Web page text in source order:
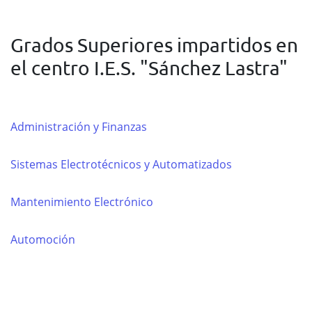
Grados Superiores impartidos en
el centro I.E.S. "Sánchez Lastra"
Administración y Finanzas
Sistemas Electrotécnicos y Automatizados
Mantenimiento Electrónico
Automoción